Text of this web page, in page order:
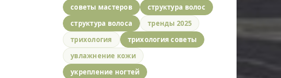
советы мастеров
структура волос
структура волоса
тренды 2025
трихология
трихология советы
увлажнение кожи
укрепление ногтей